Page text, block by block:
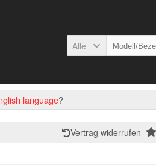
Alle
language?
Vertrag widerrufen